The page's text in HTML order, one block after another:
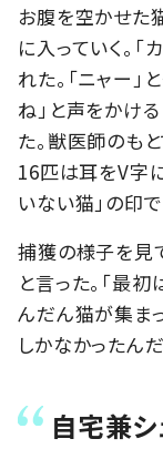
お腹を空かせた
に入っていく。
れた。「ニャー」
ね」と声をかけ
た。獣医師のも
16匹は耳をV字
いない猫」の印
捕獲の様子を見
と言った。「最
んだん猫が集ま
しかなかったんだ
自宅兼